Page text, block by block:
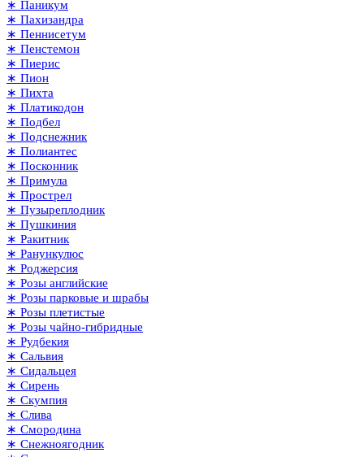
∗ Паникум
∗ Пахизандра
∗ Пеннисетум
∗ Пенстемон
∗ Пиерис
∗ Пион
∗ Пихта
∗ Платикодон
∗ Подбел
∗ Подснежник
∗ Полиантес
∗ Посконник
∗ Примула
∗ Прострел
∗ Пузыреплодник
∗ Пушкиния
∗ Ракитник
∗ Ранункулюс
∗ Роджерсия
∗ Розы английские
∗ Розы парковые и шрабы
∗ Розы плетистые
∗ Розы чайно-гибридные
∗ Рудбекия
∗ Сальвия
∗ Сидальцея
∗ Сирень
∗ Скумпия
∗ Слива
∗ Смородина
∗ Снежноягодник